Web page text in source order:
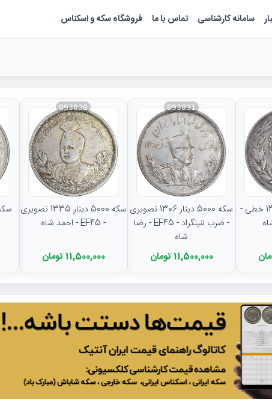
سامانه کارشناسی تماس با ما فروشگاه سکه و اسکناس
سکه 5000 دینار 1306 خطی -
093831
سکه 5000 دینار 1306 تصویری
- ضرب لنینگراد - EF45 - رضا
شاه
11,500,000 تومان
093830
سکه 5000 دینار 1335 تصویری
- EF45 - احمد شاه
11,500,000 تومان